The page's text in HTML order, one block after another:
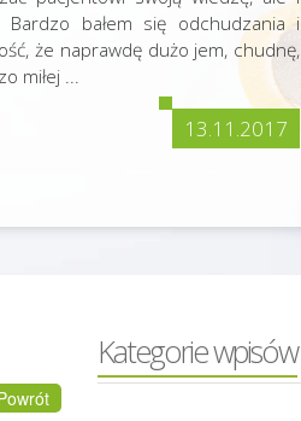
bałem się odchudzania i
że naprawdę dużo jem, chudnę,
miłej ...
13.11.2017
Kategorie wpisów